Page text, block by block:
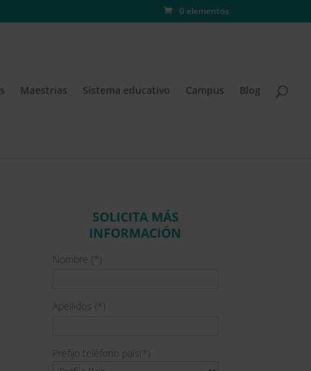
0 elementos
Maestrías Sistema educativo Campus Blog
SOLICITA MÁS
INFORMACIÓN
Nombre (*)
Apellidos (*)
Prefijo teléfono país(*)